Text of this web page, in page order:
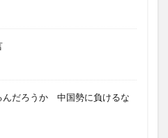
んだろうか 中国勢に負けるな